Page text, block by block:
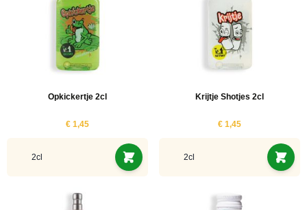
Opkickertje 2cl
€ 1,45
2cl
Krijtje Shotjes 2cl
€ 1,45
2cl